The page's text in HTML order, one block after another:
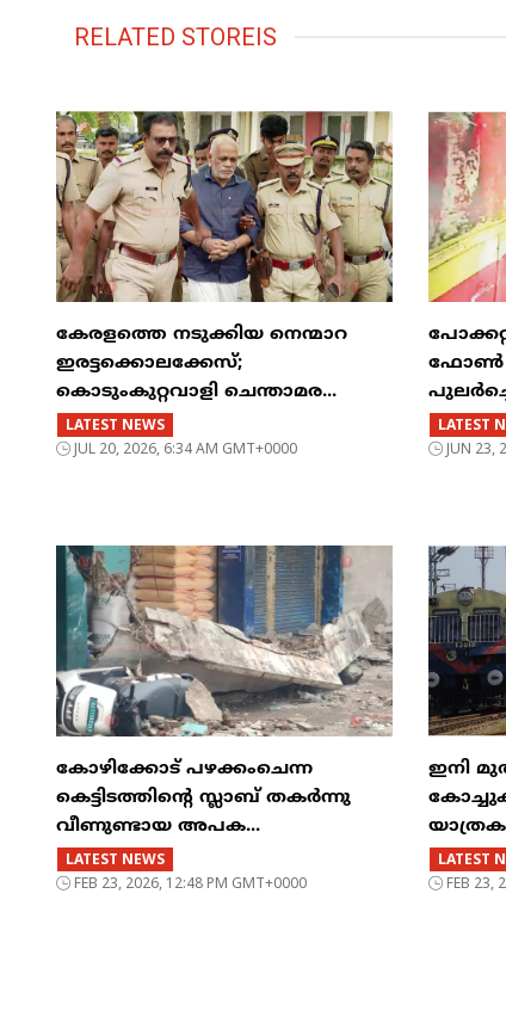
RELATED STOREIS
കേരളത്തെ നടുക്കിയ നെന്മാറ
ഇരട്ടക്കൊലക്കേസ്;
കൊടുംകുറ്റവാളി ചെന്താമര...
LATEST NEWS
JUL 20, 2026, 6:34 AM GMT+0000
ഫോൺ
LATEST
JUN 23,
കോഴിക്കോട് പഴക്കംചെന്ന
കെട്ടിടത്തിന്റെ സ്ലാബ് തകർന്നു
വീണുണ്ടായ അപക...
LATEST NEWS
FEB 23, 2026, 12:48 PM GMT+0000
ഇനി
LATEST
FEB 23,